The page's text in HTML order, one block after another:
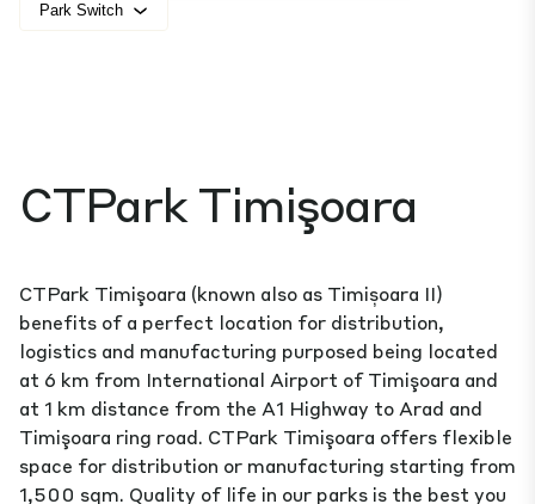
Park Switch
CTPark Timişoara
CTPark Timişoara (known also as Timișoara II)
benefits of a perfect location for distribution,
logistics and manufacturing purposed being located
at 6 km from International Airport of Timişoara and
at 1 km distance from the A1 Highway to Arad and
Timişoara ring road. CTPark Timişoara offers flexible
space for distribution or manufacturing starting from
1,500 sqm. Quality of life in our parks is the best you